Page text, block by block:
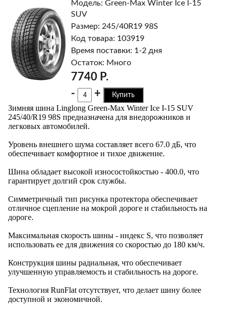
Модель: Green-Max Winter Ice I-15
SUV
Размер: 245/40R19 98S
Код товара: 103919
Время поставки: 1-2 дня
Остаток: Много
7740 Р.
-
+ Купить
Зимняя шина Linglong Green-Max Winter Ice I-15 SUV
245/40/R19 98S предназначена для внедорожников и
легковых автомобилей.
Уровень внешнего шума составляет всего 67.0 дБ, что
обеспечивает комфортное и тихое движение.
Шина обладает высокой износостойкостью - 400.0, что
гарантирует долгий срок службы.
Симметричный тип рисунка протектора обеспечивает
отличное сцепление на мокрой дороге и стабильность на
дороге.
Максимальная скорость шины - индекс S, что позволяет
использовать ее для движения со скоростью до 180 км/ч.
Конструкция шины радиальная, что обеспечивает
улучшенную управляемость и стабильность на дороге.
Технология RunFlat отсутствует, что делает шину более
доступной и экономичной.